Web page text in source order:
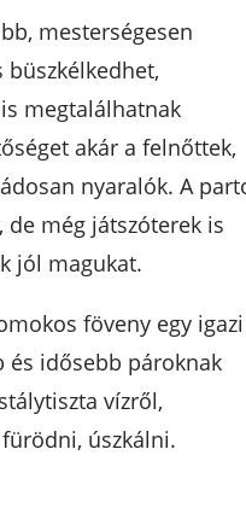
mesterségesen
megtalálhatnak
akár a felnőttek,
nyaralók. A
de még játszóterek is
jól magukat.
föveny egy igazi
idősebb pároknak
vízről,
úszkálni.